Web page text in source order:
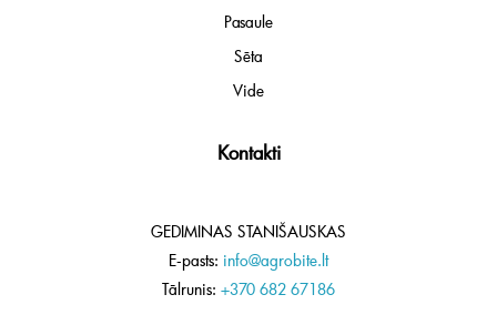
Pasaule
Sēta
Vide
Kontakti
GEDIMINAS STANIŠAUSKAS
E-pasts: info@agrobite.lt
Tālrunis: +370 682 67186